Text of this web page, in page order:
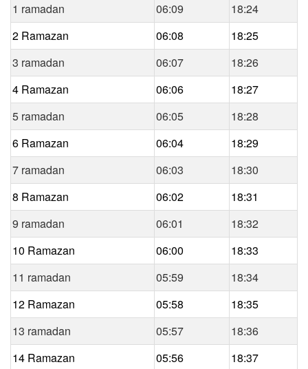
1 ramadan
06:09
18:24
2 Ramazan
06:08
18:25
3 ramadan
06:07
18:26
4 Ramazan
06:06
18:27
5 ramadan
06:05
18:28
6 Ramazan
06:04
18:29
7 ramadan
06:03
18:30
8 Ramazan
06:02
18:31
9 ramadan
06:01
18:32
10 Ramazan
06:00
18:33
11 ramadan
05:59
18:34
12 Ramazan
05:58
18:35
13 ramadan
05:57
18:36
14 Ramazan
05:56
18:37